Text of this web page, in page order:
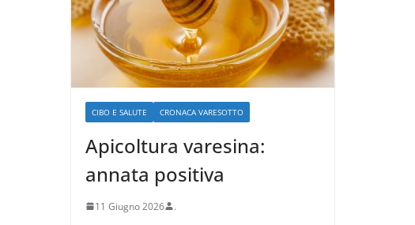
CIBO E SALUTE CRONACA VARESOTTO
Apicoltura varesina:
annata positiva
11 Giugno 2026 .